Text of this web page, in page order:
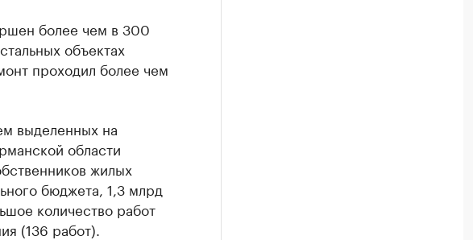
более чем в 300
объектах
проходил более чем
выделенных на
области
жилых
бюджета, 1,3 млрд
количество работ
(136 работ).